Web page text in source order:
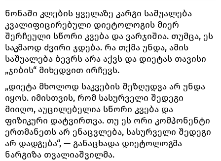
წონაში კლების ყველაზე კარგი საშუალება
კვალიფიცირებული დიეტოლოგის მიერ
შერჩეული სწორი კვება და ვარჯიშია. თუმცა, ეს
საკმაოდ ძვირი ჯდება. რა თქმა უნდა, ამის
საშუალება ბევრს არა აქვს და დიეტას თავისი
„ჯიბის“ მიხედვით ირჩევს.
„დიეტა მხოლოდ საკვების შეზღუდვა არ უნდა
იყოს. იმისთვის, რომ სასურველი შედეგი
მიიღო, აუცილებელია სწორი კვება და
ფიზიკური დატვირთვა. თუ ეს ორი კომპონენტი
ერთმანეთს არ ენაცვლება, სასურველი შედეგი
არ დადგება“, — განაცხადა დიეტოლოგმა
ნარგიზა თვალიაშვილმა.